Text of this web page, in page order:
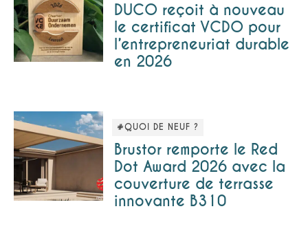
DUCO reçoit à nouveau
le certificat VCDO pour
l’entrepreneuriat durable
en 2026
#QUOI DE NEUF ?
Brustor remporte le Red
Dot Award 2026 avec la
couverture de terrasse
innovante B310